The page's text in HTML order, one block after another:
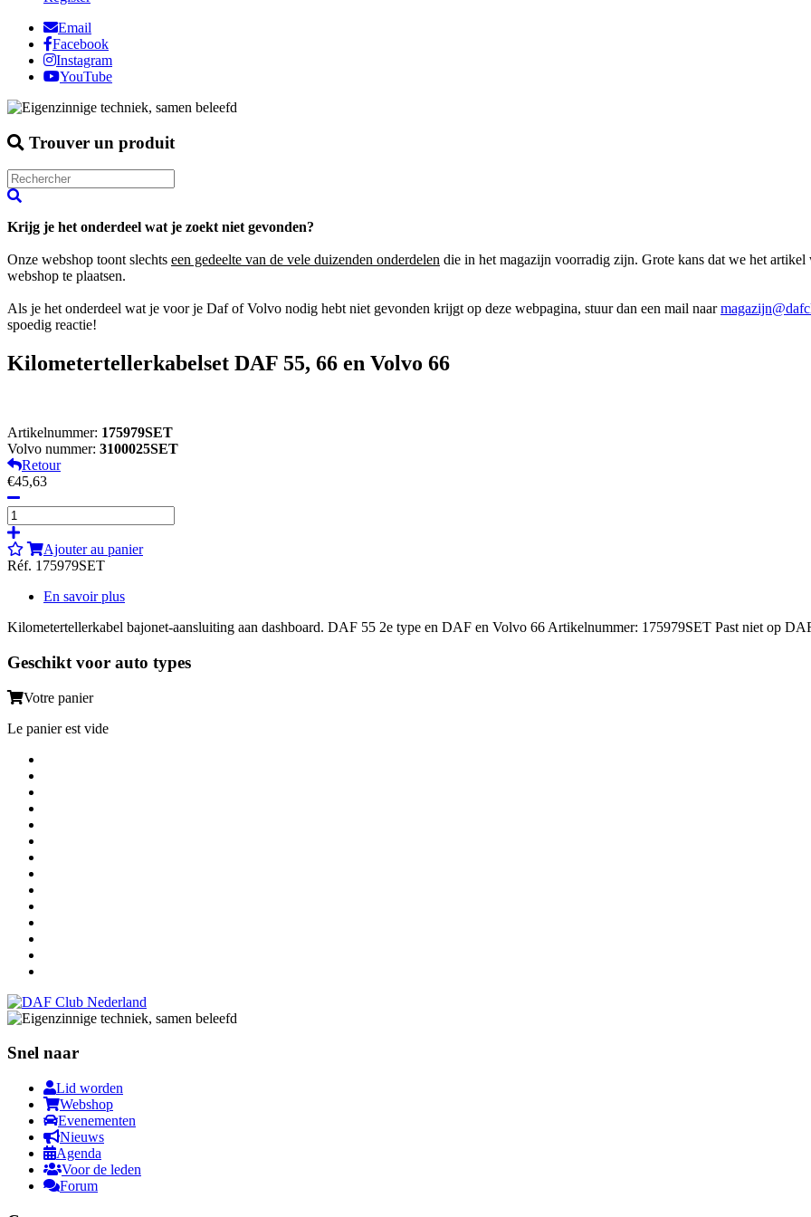
Email
Facebook
Instagram
YouTube
Trouver un produit
Krijg je het onderdeel wat je zoekt niet gevonden?
Onze webshop toont slechts een gedeelte van de vele duizenden onderdelen die in het magazijn voorradig zijn. Grote kans dat we het
webshop te plaatsen.
Als je het onderdeel wat je voor je Daf of Volvo nodig hebt niet gevonden krijgt op deze webpagina, stuur dan een mail naar
spoedig reactie!
Kilometertellerkabelset DAF 55, 66 en Volvo 66
Artikelnummer: 175979SET
Volvo nummer: 3100025SET
Retour
€45,63
Ajouter au panier
Réf. 175979SET
En savoir plus
Kilometertellerkabel bajonet-aansluiting aan dashboard. DAF 55 2e type en DAF en Volvo 66 Artikelnummer: 175979SET Past niet op
Geschikt voor auto types
Votre panier
Le panier est vide
Snel naar
Lid worden
Webshop
Evenementen
Nieuws
Agenda
Voor de leden
Forum